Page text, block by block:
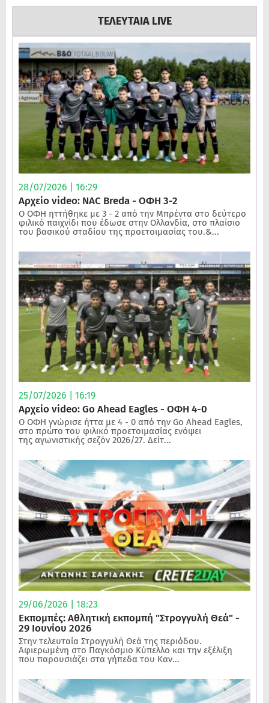
ΤΕΛΕΥΤΑΙΑ LIVE
28/07/2026 | 16:29
Αρχείο video: NAC Breda - ΟΦΗ 3-2
Ο ΟΦΗ ηττήθηκε με 3 - 2 από την Μπρέντα στο δεύτερο
φιλικό παιχνίδι που έδωσε στην Ολλανδία, στο πλαίσιο
του βασικού σταδίου της προετοιμασίας του.&...
25/07/2026 | 16:19
Αρχείο video: Go Ahead Eagles - ΟΦΗ 4-0
Ο ΟΦΗ γνώρισε ήττα με 4 - 0 από την Go Ahead Eagles,
στο πρώτο του φιλικό προετοιμασίας ενόψει
της αγωνιστικής σεζόν 2026/27. Δείτ...
29/06/2026 | 18:23
Εκπομπές: Αθλητική εκπομπή "Στρογγυλή Θεά" -
29 Ιουνίου 2026
Στην τελευταία Στρογγυλή Θεά της περιόδου.
Αφιερωμένη στο Παγκόσμιο Κύπελλο και την εξέλιξη
που παρουσιάζει στα γήπεδα του Καν...